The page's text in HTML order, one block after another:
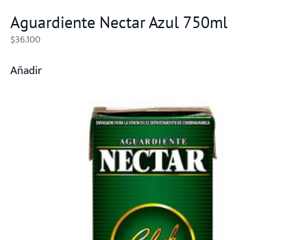
Aguardiente Nectar Azul 750ml
$36.100
Añadir